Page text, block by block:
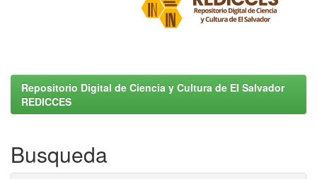
Repositorio Digital de Ciencia y Cultura de El Salvador
REDICCES
Busqueda